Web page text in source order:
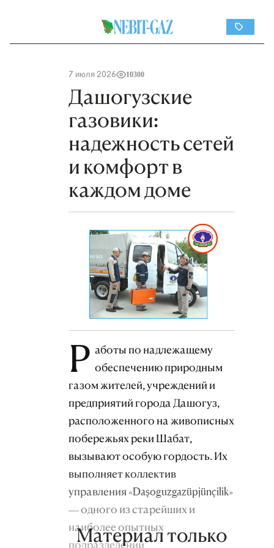
7 июля 2026 10300
Дашогузские
газовики:
надежность сетей
и комфорт в
каждом доме
Р аботы по надлежащему
обеспечению природным
газом жителей, учреждений и
предприятий города Дашогуз,
расположенного на живописных
побережьях реки Шабат,
вызывают особую гордость. Их
выполняет коллектив
управления «Daşoguzgazüpjünçilik»
— одного из старейших и
наиболее опытных
подразделений
Материал только